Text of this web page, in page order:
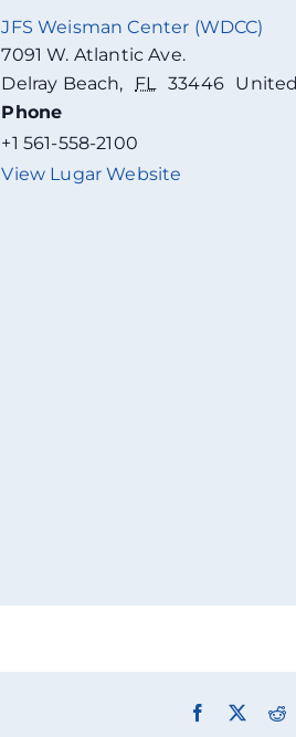
JFS Weisman Center (WDCC)
7091 W. Atlantic Ave.
Delray Beach, FL 33446
Phone
+1 561-558-2100
View Lugar Website
Facebook